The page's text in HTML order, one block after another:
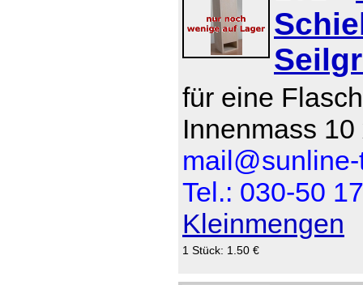
für eine
Innenmass
Tel.: 030-50
Kleinmengen
1 Stück: 1.50 €